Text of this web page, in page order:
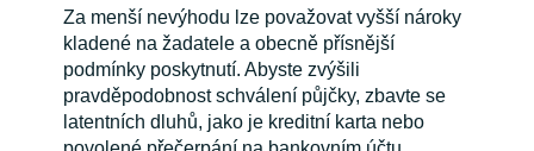
Za menší nevýhodu lze považovat vyšší nároky
kladené na žadatele a obecně přísnější
podmínky poskytnutí. Abyste zvýšili
pravděpodobnost schválení půjčky, zbavte se
latentních dluhů, jako je kreditní karta nebo